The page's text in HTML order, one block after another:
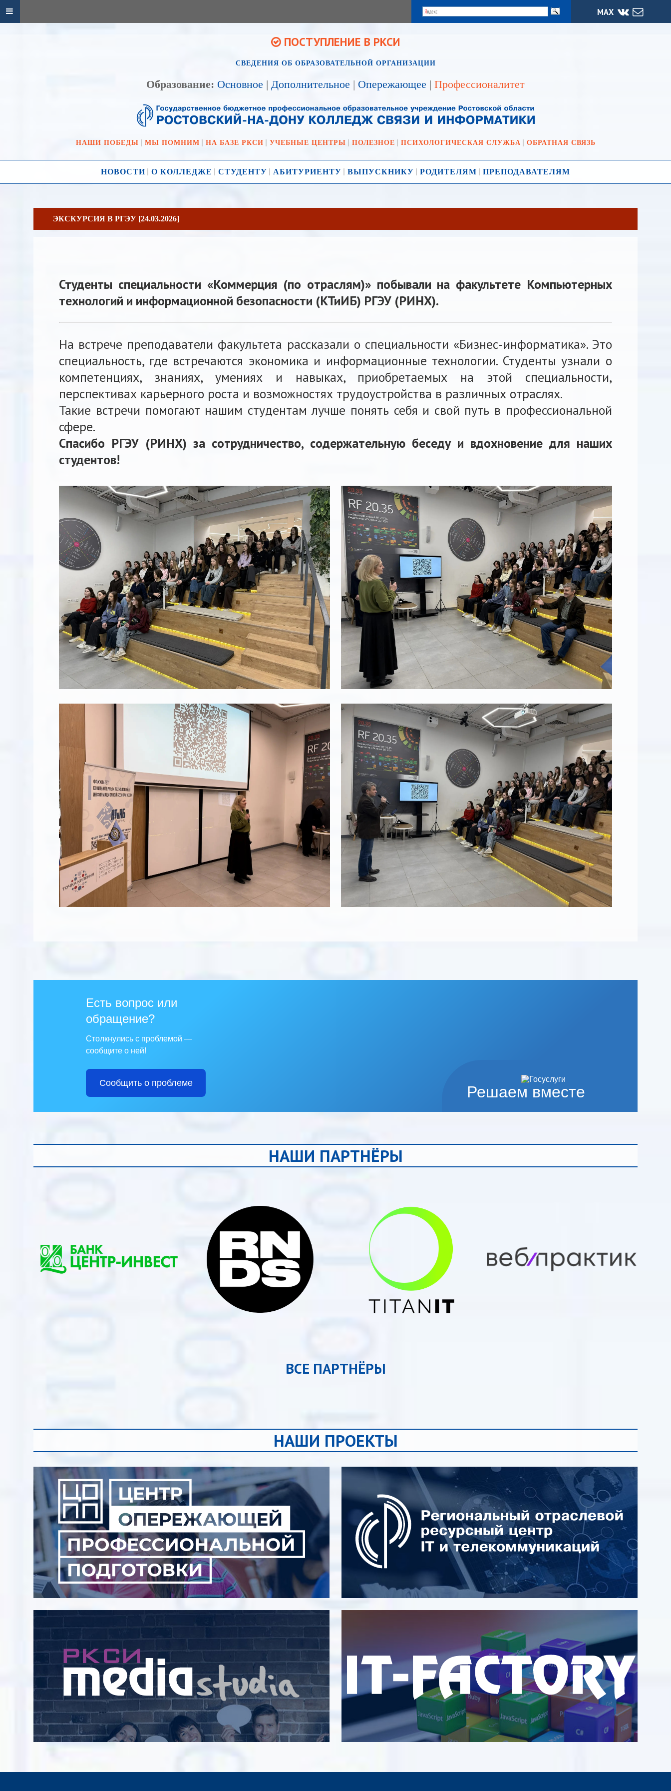
МАХ
ПОСТУПЛЕНИЕ В РКСИ
СВЕДЕНИЯ ОБ ОБРАЗОВАТЕЛЬНОЙ ОРГАНИЗАЦИИ
Образование: Основное | Дополнительное | Опережающее | Профессионалитет
НАШИ ПОБЕДЫ МЫ ПОМНИМ НА БАЗЕ РКСИ УЧЕБНЫЕ ЦЕНТРЫ ПОЛЕЗНОЕ ПСИХОЛОГИЧЕСКАЯ СЛУЖБА ОБРАТНАЯ СВЯЗЬ
НОВОСТИ О КОЛЛЕДЖЕ СТУДЕНТУ АБИТУРИЕНТУ ВЫПУСКНИКУ РОДИТЕЛЯМ ПРЕПОДАВАТЕЛЯМ
ЭКСКУРСИЯ В РГЭУ [24.03.2026]
Студенты специальности «Коммерция (по отраслям)» побывали на факультете Компьютерных
технологий и информационной безопасности (КТиИБ) РГЭУ (РИНХ).
На встрече преподаватели факультета рассказали о специальности «Бизнес-информатика». Это
специальность, где встречаются экономика и информационные технологии. Студенты узнали о
компетенциях, знаниях, умениях и навыках, приобретаемых на этой специальности,
перспективах карьерного роста и возможностях трудоустройства в различных отраслях.
Такие встречи помогают нашим студентам лучше понять себя и свой путь в профессиональной
сфере.
Спасибо РГЭУ (РИНХ) за сотрудничество, содержательную беседу и вдохновение для наших
студентов!
Решаем вместе
Есть вопрос или
обращение?
Столкнулись с проблемой —
сообщите о ней!
Сообщить о проблеме
НАШИ ПАРТНЁРЫ
ВСЕ ПАРТНЁРЫ
НАШИ ПРОЕКТЫ